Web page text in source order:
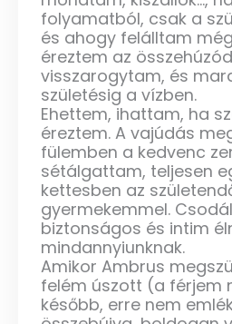
folyamatból, csak a
és ahogy felálltam
éreztem az
visszarogytam, és
születésig a vízben.
Ehettem, ihattam, ha
éreztem. A vajúdás
fülemben a kedvenc
sétálgattam, teljesen
kettesben az
gyermekemmel.
biztonságos és intim
mindannyiunknak.
Amikor Ambrus
felém úszott (a férjem
később, erre nem